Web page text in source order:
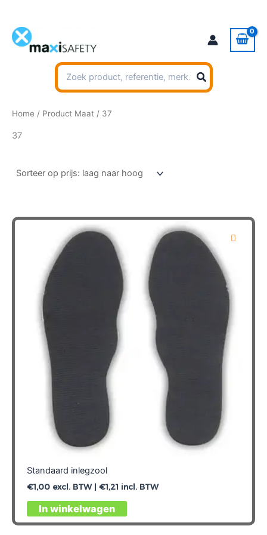
inhoud
Zoeken
naar:
Home / Product Maat / 37
37
Standaard inlegzool
€1,00excl. BTW | €1,21 incl. BTW
In winkelwagen
Dit
product